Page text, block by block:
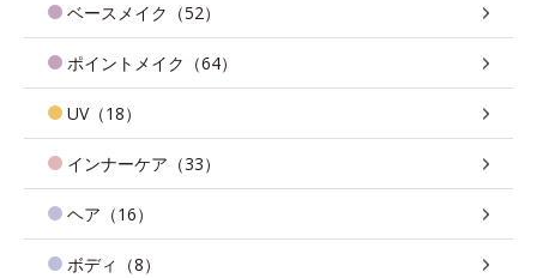
ベースメイク（52）
ポイントメイク（64）
UV（18）
インナーケア（33）
ヘア（16）
ボディ（8）